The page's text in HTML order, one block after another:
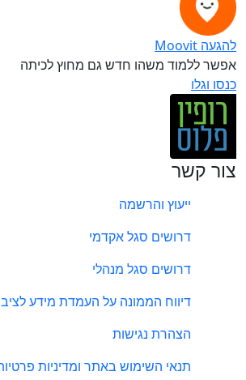
להגעה Moovit
אפשר ללמוד משהו חדש גם מחוץ לכיתה
כנסו וגלו
צור קשר
ייעוץ והרשמה
דרושים סגל אקדמי
דרושים סגל מנהלי
דיווח הממונה על העמדת מידע לציבור
הצהרת נגישות
תנאי השימוש באתר ומדיניות פרטיות